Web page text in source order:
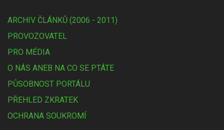
ARCHIV ČLÁNKŮ (2006 - 2011)
PROVOZOVATEL
PRO MÉDIA
O NÁS ANEB NA CO SE PTÁTE
PŮSOBNOST PORTÁLU
PŘEHLED ZKRATEK
OCHRANA SOUKROMÍ